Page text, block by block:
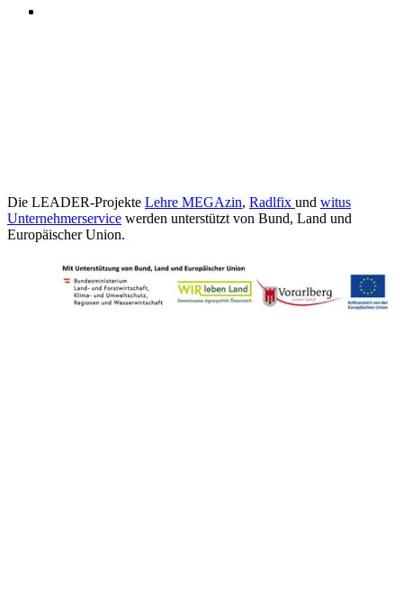
Die LEADER-Projekte Lehre MEGAzin, Radlfix und witus
Unternehmerservice werden unterstützt von Bund, Land und
Europäischer Union.